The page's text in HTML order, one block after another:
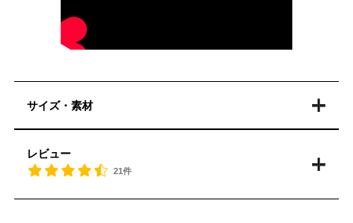
サイズ・素材
レビュー
21件